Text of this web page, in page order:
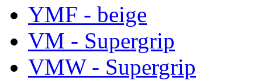
YMF - beige
VM - Supergrip
VMW - Supergrip